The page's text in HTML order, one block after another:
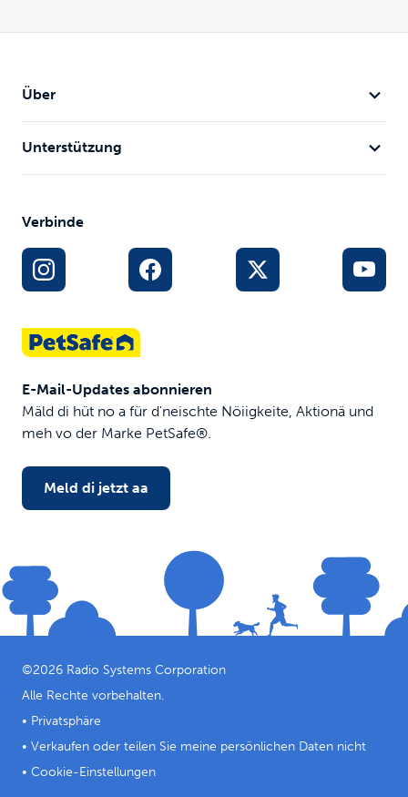
Über
Unterstützung
Verbinde
E-Mail-Updates abonnieren
Mäld di hüt no a für d'neischte Nöiigkeite, Aktionä und
meh vo der Marke PetSafe®.
Meld di jetzt aa
©2026 Radio Systems Corporation
Alle Rechte vorbehalten.
• Privatsphäre
• Verkaufen oder teilen Sie meine persönlichen Daten nicht
• Cookie-Einstellungen